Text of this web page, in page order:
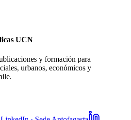
UCN
y formación para
urbanos, económicos y